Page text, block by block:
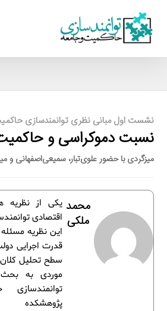
نشست اول مبانی نظری توانمندسازی
نسبت دموکراسی و
میزگردی با حضور علوی‌تبار، سميعی‌اصفهانی و
یکی از نظریه
اقتصادی
این نظریه
قدرت اجرایی
سطح تحلیل
موردی به
پژوهشکده
محمد
ملکی